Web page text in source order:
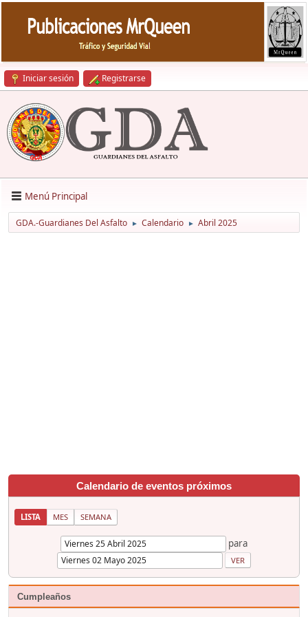
Iniciar sesión Registrarse
Menú Principal
GDA.-Guardianes Del Asfalto ► Calendario ► Abril 2025
Calendario de eventos próximos
LISTA MES SEMANA
para
Cumpleaños